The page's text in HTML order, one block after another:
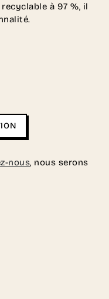
à 97 %, il
nous, nous serons